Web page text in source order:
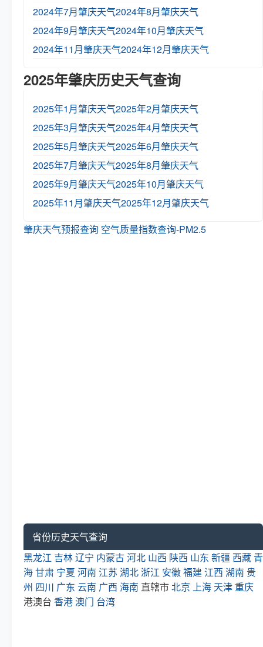
2024年7月肇庆天气2024年8月肇庆天气
2024年9月肇庆天气2024年10月肇庆天气
2024年11月肇庆天气2024年12月肇庆天气
2025年肇庆历史天气查询
2025年1月肇庆天气2025年2月肇庆天气
2025年3月肇庆天气2025年4月肇庆天气
2025年5月肇庆天气2025年6月肇庆天气
2025年7月肇庆天气2025年8月肇庆天气
2025年9月肇庆天气2025年10月肇庆天气
2025年11月肇庆天气2025年12月肇庆天气
肇庆天气预报查询 空气质量指数查询-PM2.5
省份历史天气查询
黑龙江 吉林辽宁 内蒙古河北 山西 陕西 山东 新疆 西藏 青
海甘肃 宁夏 河南 江苏 湖北 浙江 安徽福建 江西 湖南 贵
州 四川 广东 云南 广西 海南 直辖市北京 上海 天津 重庆
港澳台 香港澳门 台湾